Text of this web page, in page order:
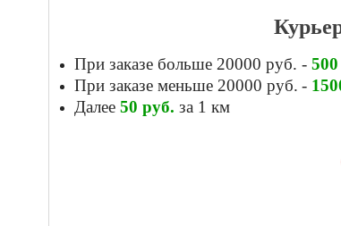
При заказе больше 20000 руб. - 500
При заказе меньше 20000 руб. -
Далее 50 руб. за 1 км